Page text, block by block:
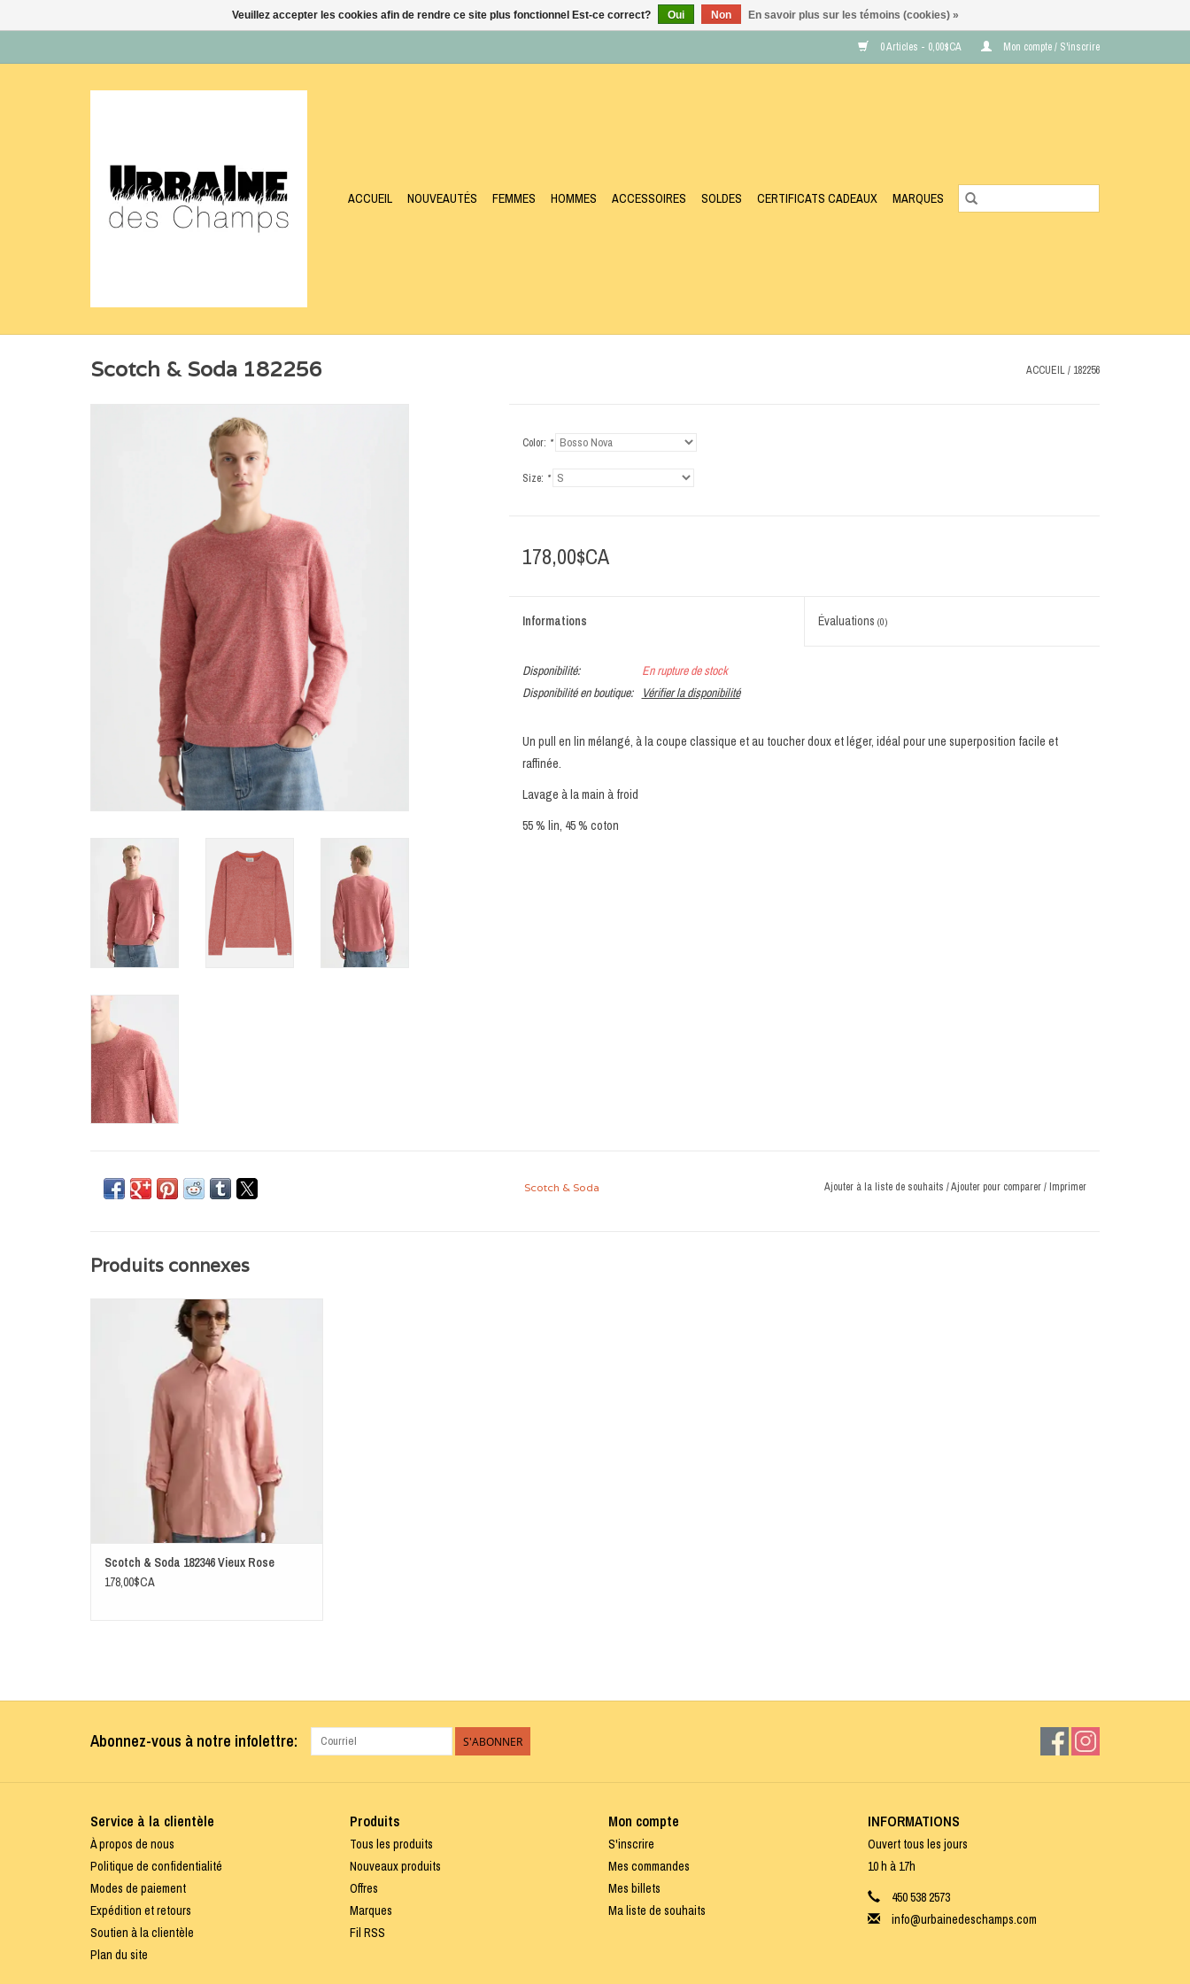
0 Articles - 0,00$CA Mon compte / S'inscrire
ACCUEIL NOUVEAUTÉS FEMMES HOMMES ACCESSOIRES SOLDES CERTIFICATS CADEAUX MARQUES
Scotch & Soda 182256 ACCUEIL/ 182256
Color: *
Size: *
178,00$CA
Informations Évaluations(0)
Disponibilité:
En rupture de stock
Disponibilité en boutique:
Vérifier la disponibilité
Un pull en lin mélangé, à la coupe classique et au toucher doux et léger, idéal pour une superposition facile et
raffinée.
Lavage à la main à froid
55 % lin, 45 % coton
Scotch & Soda Ajouter à la liste de souhaits /Ajouter pour comparer/ Imprimer
Produits connexes
Pièce polyvalente et incontournable, la chemise en
lin à coupe classique et poignets ajustables est un
basique de votre garde-robe.
AJOUTER AU PANIER
Scotch & Soda 182346 Vieux Rose
178,00$CA
Abonnez-vous à notre infolettre: S'ABONNER
Service à la clientèle
À propos de nous
Politique de confidentialité
Modes de paiement
Expédition et retours
Soutien à la clientèle
Plan du site
Produits
Tous les produits
Nouveaux produits
Offres
Marques
Fil RSS
Mon compte
S'inscrire
Mes commandes
Mes billets
Ma liste de souhaits
INFORMATIONS
Ouvert tous les jours
10 h à 17h
450 538 2573
info@urbainedeschamps.com
Veuillez accepter les cookies afin de rendre ce site plus fonctionnel Est-ce correct? Oui Non En savoir plus sur les témoins (cookies) »